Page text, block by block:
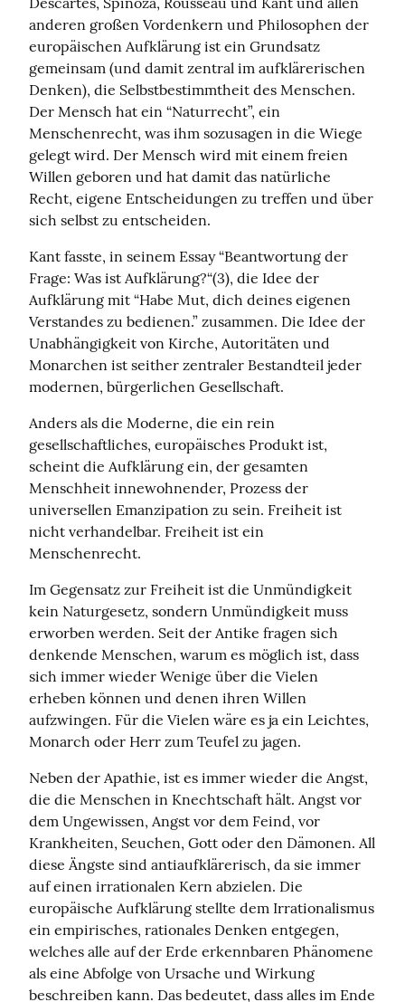
anderen großen Vordenkern und Philosophen der
europäischen Aufklärung ist ein Grundsatz
gemeinsam (und damit zentral im aufklärerischen
Denken), die Selbstbestimmtheit des Menschen.
Der Mensch hat ein “Naturrecht”, ein
Menschenrecht, was ihm sozusagen in die Wiege
gelegt wird. Der Mensch wird mit einem freien
Willen geboren und hat damit das natürliche
Recht, eigene Entscheidungen zu treffen und über
sich selbst zu entscheiden.
Kant fasste, in seinem Essay “Beantwortung der
Frage: Was ist Aufklärung?“(3), die Idee der
Aufklärung mit “Habe Mut, dich deines eigenen
Verstandes zu bedienen.” zusammen. Die Idee der
Unabhängigkeit von Kirche, Autoritäten und
Monarchen ist seither zentraler Bestandteil jeder
modernen, bürgerlichen Gesellschaft.
Anders als die Moderne, die ein rein
gesellschaftliches, europäisches Produkt ist,
scheint die Aufklärung ein, der gesamten
Menschheit innewohnender, Prozess der
universellen Emanzipation zu sein. Freiheit ist
nicht verhandelbar. Freiheit ist ein
Menschenrecht.
Im Gegensatz zur Freiheit ist die Unmündigkeit
kein Naturgesetz, sondern Unmündigkeit muss
erworben werden. Seit der Antike fragen sich
denkende Menschen, warum es möglich ist, dass
sich immer wieder Wenige über die Vielen
erheben können und denen ihren Willen
aufzwingen. Für die Vielen wäre es ja ein Leichtes,
Monarch oder Herr zum Teufel zu jagen.
Neben der Apathie, ist es immer wieder die Angst,
die die Menschen in Knechtschaft hält. Angst vor
dem Ungewissen, Angst vor dem Feind, vor
Krankheiten, Seuchen, Gott oder den Dämonen. All
diese Ängste sind antiaufklärerisch, da sie immer
auf einen irrationalen Kern abzielen. Die
europäische Aufklärung stellte dem Irrationalismus
ein empirisches, rationales Denken entgegen,
welches alle auf der Erde erkennbaren Phänomene
als eine Abfolge von Ursache und Wirkung
beschreiben kann. Das bedeutet, dass alles im Ende